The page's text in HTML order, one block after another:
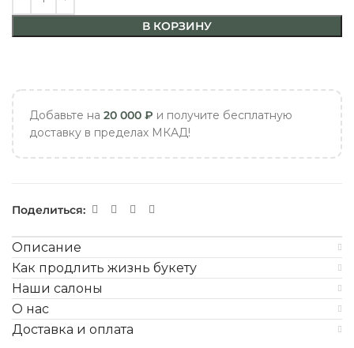
В КОРЗИНУ
Добавьте на 20 000 ₽ и получите бесплатную
доставку в пределах МКАД!
Поделиться:
Описание
Как продлить жизнь букету
Наши салоны
О нас
Доставка и оплата